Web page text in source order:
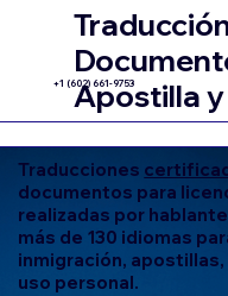
Apostilla
+1 (602) 661-9753
Traducciones
documentos para
realizadas por
más de 130 idiomas
inmigración,
uso personal.